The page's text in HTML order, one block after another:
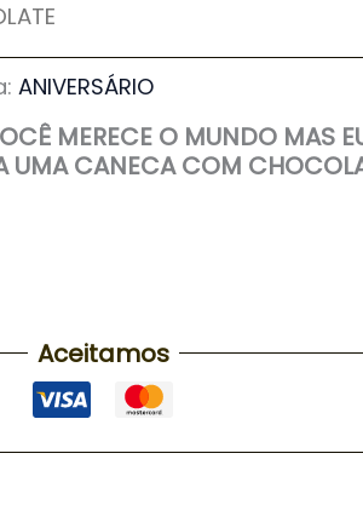
ANIVERSÁRIO
MERECE O MUNDO MAS
UMA CANECA COM
Aceitamos